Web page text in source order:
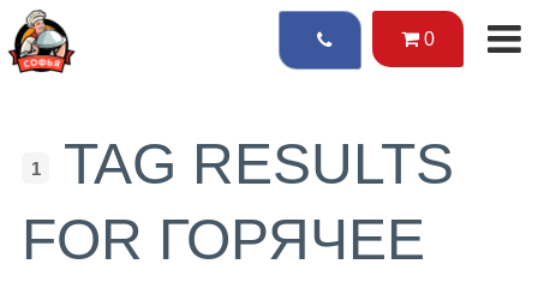
0
1
TAG RESULTS
FOR ГОРЯЧЕЕ